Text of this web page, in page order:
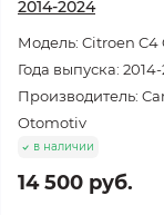
2014-2024
Модель: Citroen C4
Года выпуска:
Производитель:
Otomotiv
в наличии
14 500 руб.